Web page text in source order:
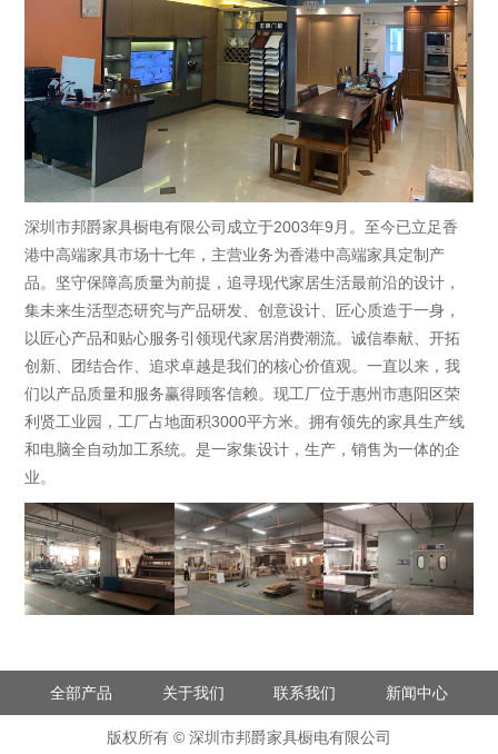
深圳市邦爵家具橱电有限公司成立于2003年9月。至今已立足香
港中高端家具市场十七年，主营业务为香港中高端家具定制产
品。坚守保障高质量为前提，追寻现代家居生活最前沿的设计，
集未来生活型态研究与产品研发、创意设计、匠心质造于一身，
以匠心产品和贴心服务引领现代家居消费潮流。诚信奉献、开拓
创新、团结合作、追求卓越是我们的核心价值观。一直以来，我
们以产品质量和服务赢得顾客信赖。现工厂位于惠州市惠阳区荣
利贤工业园，工厂占地面积3000平方米。拥有领先的家具生产线
和电脑全自动加工系统。是一家集设计，生产，销售为一体的企
业。
全部产品 关于我们 联系我们 新闻中心
版权所有 © 深圳市邦爵家具橱电有限公司